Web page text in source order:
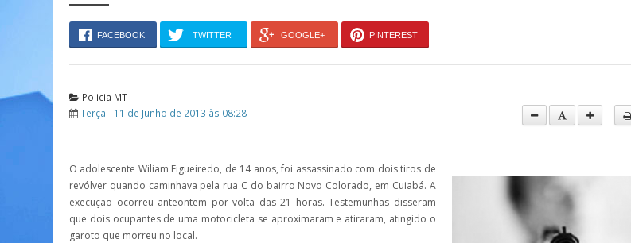
FACEBOOK TWITTER GOOGLE+ PINTEREST
Policia MT
Terça - 11 de Junho de 2013 às 08:28
O adolescente Wiliam Figueiredo, de 14 anos, foi assassinado com dois tiros de
revólver quando caminhava pela rua C do bairro Novo Colorado, em Cuiabá. A
execução ocorreu anteontem por volta das 21 horas. Testemunhas disseram
que dois ocupantes de uma motocicleta se aproximaram e atiraram, atingido o
garoto que morreu no local.